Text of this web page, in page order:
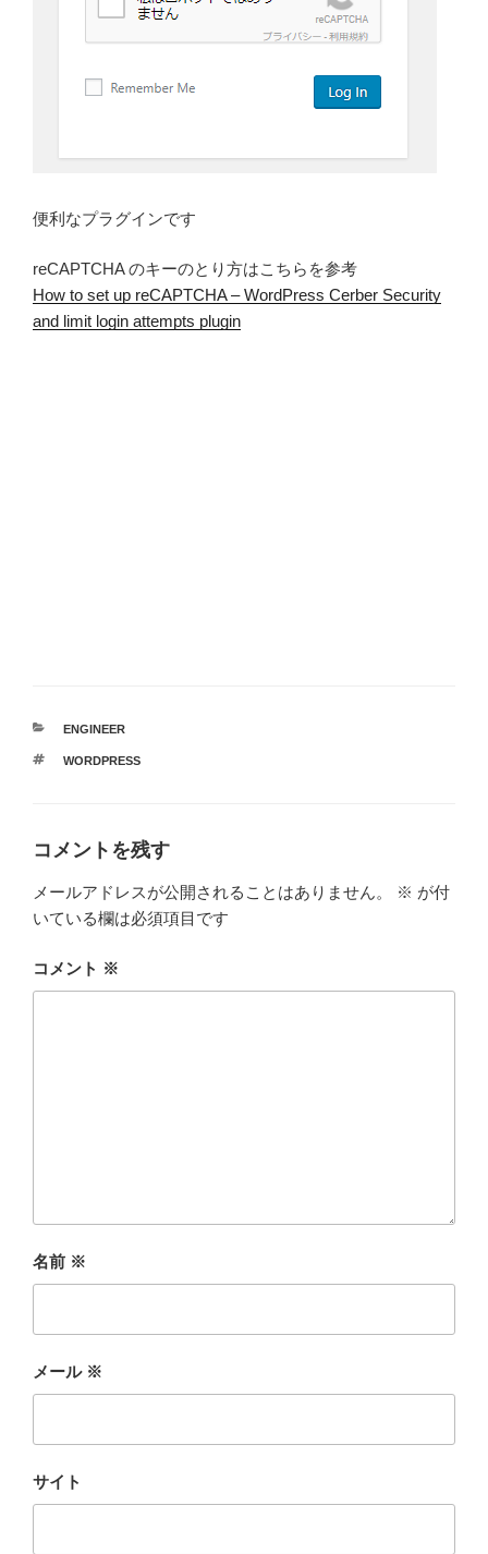
便利なプラグインです
reCAPTCHA のキーのとり方はこちらを参考
How to set up reCAPTCHA – WordPress Cerber Security
and limit login attempts plugin
カ
ゴ
ENGINEER
タ
WORDPRESS
コメントを残す
メールアドレスが公開されることはありません。 ※ が付
いている欄は必須項目です
コメント ※
名前 ※
メール ※
サイト